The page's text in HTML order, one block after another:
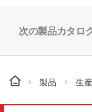
次の製品カタロ
製品 生